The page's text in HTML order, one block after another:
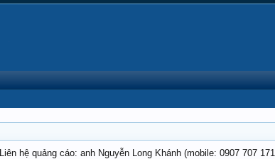
Liên hệ quảng cáo: anh Nguyễn Long Khánh (mobile: 0907 707